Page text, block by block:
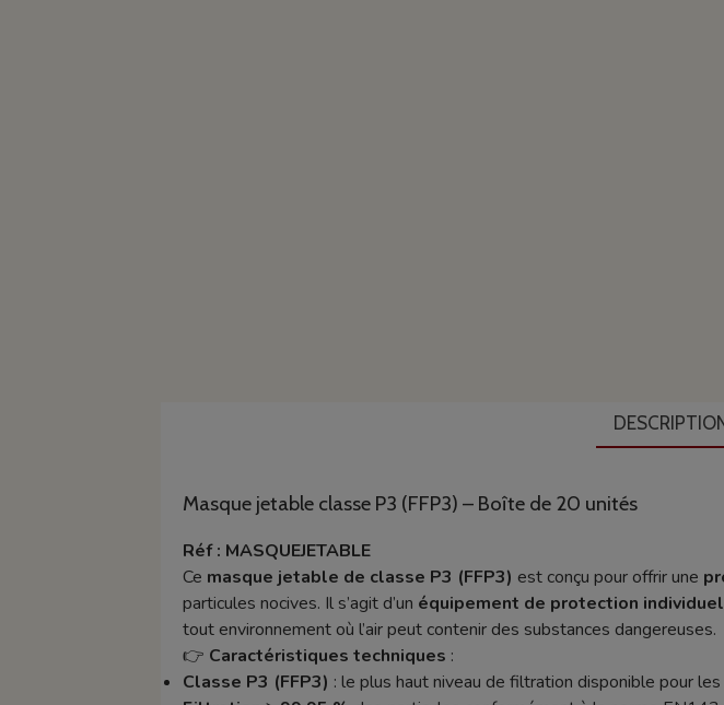
Masque jetable classe P3 (FFP3) – Boîte de 20 unités
Réf : MASQUEJETABLE
Ce masque jetable de classe P3 (FFP3) est conçu pour offrir une
particules nocives. Il s’agit d’un équipement de protection
tout environnement où l’air peut contenir des substances dangereuses.
👉 Caractéristiques techniques :
Classe P3 (FFP3) : le plus haut niveau de filtration disponible pour